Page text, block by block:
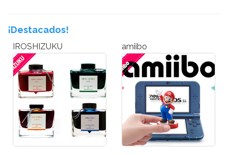
¡Destacados!
IROSHIZUKU amiibo